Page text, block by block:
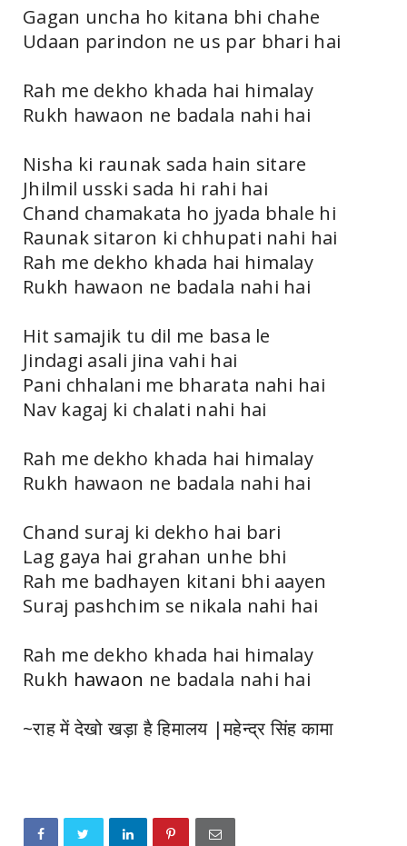
Gagan uncha ho kitana bhi chahe
Udaan parindon ne us par bhari hai
Rah me dekho khada hai himalay
Rukh hawaon ne badala nahi hai
Nisha ki raunak sada hain sitare
Jhilmil usski sada hi rahi hai
Chand chamakata ho jyada bhale hi
Raunak sitaron ki chhupati nahi hai
Rah me dekho khada hai himalay
Rukh hawaon ne badala nahi hai
Hit samajik tu dil me basa le
Jindagi asali jina vahi hai
Pani chhalani me bharata nahi hai
Nav kagaj ki chalati nahi hai
Rah me dekho khada hai himalay
Rukh hawaon ne badala nahi hai
Chand suraj ki dekho hai bari
Lag gaya hai grahan unhe bhi
Rah me badhayen kitani bhi aayen
Suraj pashchim se nikala nahi hai
Rah me dekho khada hai himalay
Rukh hawaon ne badala nahi hai
~राह में देखो खड़ा है हिमालय |महेन्द्र सिंह कामा